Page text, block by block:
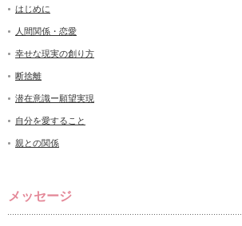
はじめに
人間関係・恋愛
幸せな現実の創り方
断捨離
潜在意識ー願望実現
自分を愛すること
親との関係
メッセージ